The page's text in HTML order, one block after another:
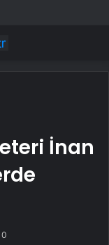
İnan
0